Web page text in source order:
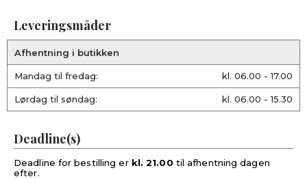
Leveringsmåder
Afhentning i butikken
Mandag til fredag: kl. 06.00 - 17.00
Lørdag til søndag: kl. 06.00 - 15.30
Deadline(s)
Deadline for bestilling er kl. 21.00 til afhentning dagen
efter.